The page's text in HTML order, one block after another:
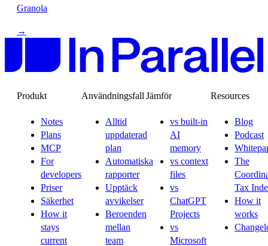
Granola
→
Produkt
Notes
Plans
MCP
For
developers
Priser
Säkerhet
How it
stays
current
Användningsfall
Alltid
uppdaterad
plan
Automatiska
rapporter
Upptäck
avvikelser
Beroenden
mellan
team
Jämför
vs built-in
AI
memory
vs context
files
vs
ChatGPT
Projects
vs
Microsoft
Resources
Blog
Podcast
The
Tax
How it
works